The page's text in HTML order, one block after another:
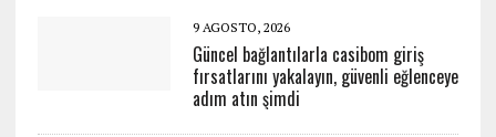
9 AGOSTO, 2026
Güncel bağlantılarla casibom giriş
fırsatlarını yakalayın, güvenli eğlenceye
adım atın şimdi